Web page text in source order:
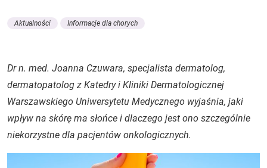
Aktualności Informacje dla chorych
Dr n. med. Joanna Czuwara, specjalista dermatolog,
dermatopatolog z Katedry i Kliniki Dermatologicznej
Warszawskiego Uniwersytetu Medycznego wyjaśnia, jaki
wpływ na skórę ma słońce i dlaczego jest ono szczególnie
niekorzystne dla pacjentów onkologicznych.